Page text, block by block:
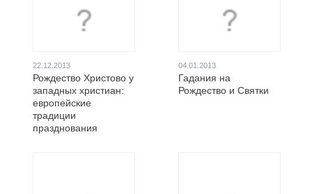
22.12.2013
Рождество Христово у
западных христиан:
европейские
традиции
празднования
04.01.2013
Гадания на
Рождество и Святки